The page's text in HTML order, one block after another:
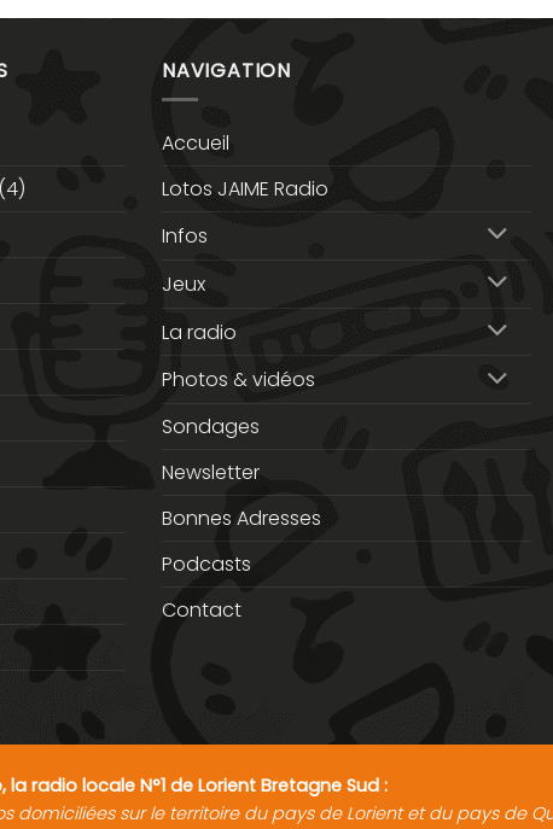
(4)
NAVIGATION
Accueil
Lotos JAIME Radio
Infos
Jeux
La radio
Photos & vidéos
Sondages
Newsletter
Bonnes Adresses
Podcasts
Contact
la radio locale N°1 de Lorient Bretagne Sud :
domiciliées sur le territoire du pays de Lorient et du pays de